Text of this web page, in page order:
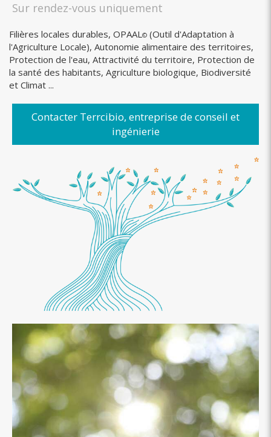
Sur rendez-vous uniquement
Filières locales durables, OPAAL© (Outil d'Adaptation à
l'Agriculture Locale), Autonomie alimentaire des territoires,
Protection de l'eau, Attractivité du territoire, Protection de
la santé des habitants, Agriculture biologique, Biodiversité
et Climat ...
Contacter Terrcibio, entreprise de conseil et
ingénierie